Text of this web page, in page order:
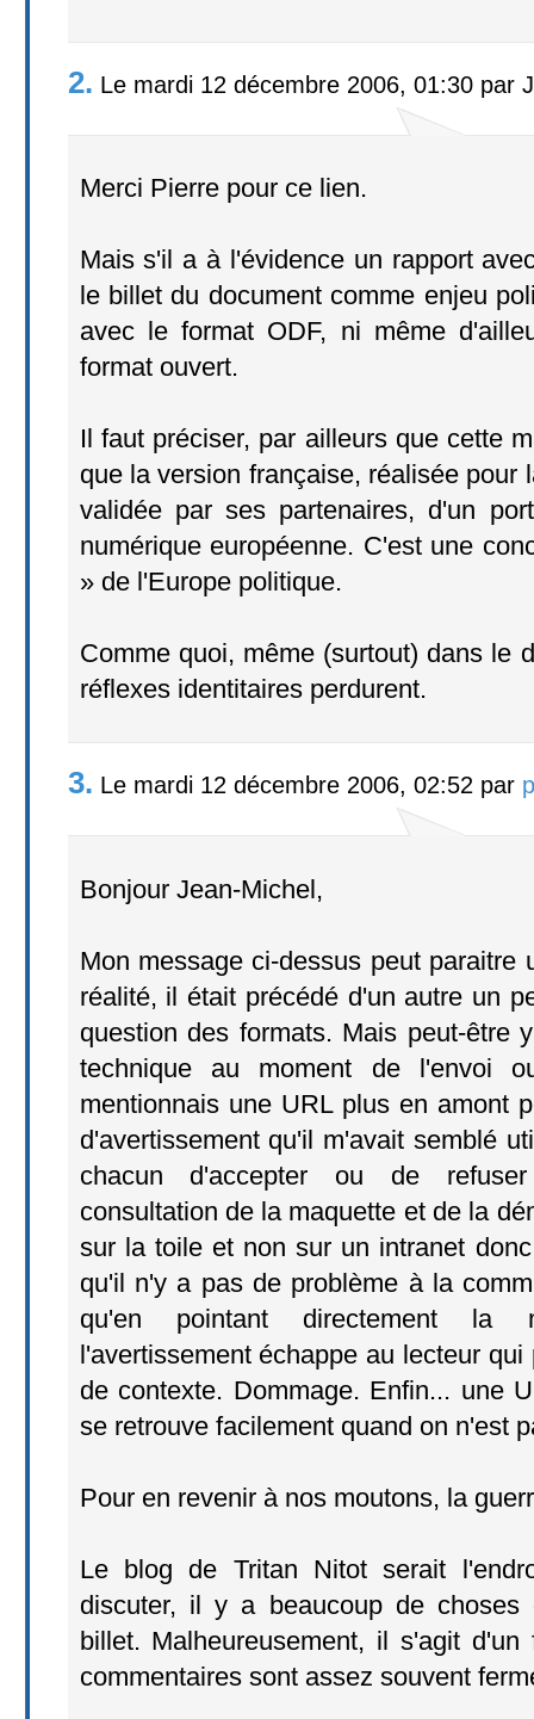
2. Le mardi 12 décembre 2006, 01:30 par
Merci Pierre pour ce lien.
Mais s'il a à l'évidence un rapport
le billet du document comme enjeu
avec le format ODF, ni même
format ouvert.
Il faut préciser, par ailleurs que cette
que la version française, réalisée pour
validée par ses partenaires, d'un
numérique européenne. C'est une
» de l'Europe politique.
Comme quoi, même (surtout) dans le
réflexes identitaires perdurent.
3. Le mardi 12 décembre 2006, 02:52 par
Bonjour Jean-Michel,
Mon message ci-dessus peut paraitre
réalité, il était précédé d'un autre un
question des formats. Mais peut-être
technique au moment de l'envoi
mentionnais une URL plus en amont
d'avertissement qu'il m'avait semblé
chacun d'accepter ou de
consultation de la maquette et de la
sur la toile et non sur un intranet
qu'il n'y a pas de problème à la
qu'en pointant directement la
l'avertissement échappe au lecteur
de contexte. Dommage. Enfin... une
se retrouve facilement quand on n'est
Pour en revenir à nos moutons, la
Le blog de Tritan Nitot serait
discuter, il y a beaucoup de choses
billet. Malheureusement, il s'agit
commentaires sont assez souvent